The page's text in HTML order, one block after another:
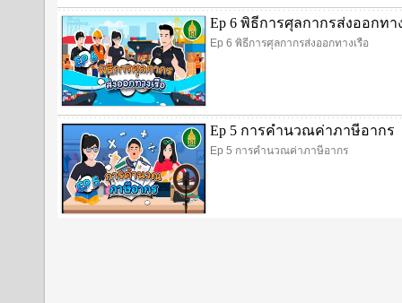
Ep 6 พิธีการศุลกากรส่งออกทา
Ep 6 พิธีการศุลกากรส่งออกทางเรือ
Ep 5 การคำนวณค่าภาษีอากร
Ep 5 การคำนวณค่าภาษีอากร